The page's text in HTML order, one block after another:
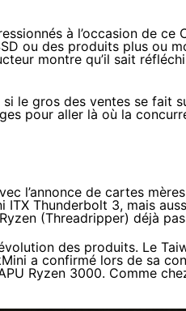
à l’occasion de ce
ou des produits plus ou
montre qu’il sait
le gros des ventes se fait
pour aller là où la
l’annonce de cartes
ITX Thunderbolt 3, mais
(Threadripper) déjà
des produits. Le
a confirmé lors de sa
Ryzen 3000. Comme